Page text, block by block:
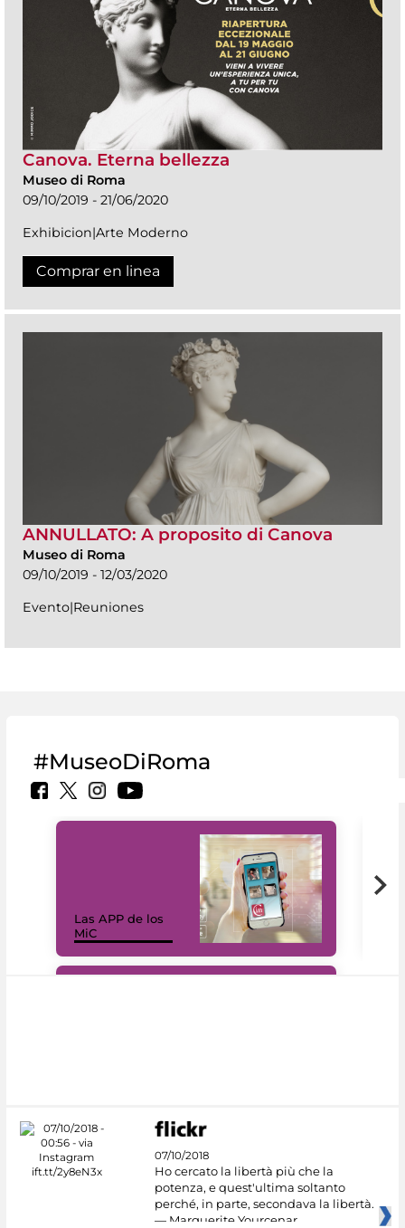
Canova. Eterna bellezza
Museo di Roma
09/10/2019 - 21/06/2020
Exhibicion|Arte Moderno
Comprar en linea
ANNULLATO: A proposito di Canova
Museo di Roma
09/10/2019 - 12/03/2020
Evento|Reuniones
#MuseoDiRoma
Las APP de los
MiC
07/10/2018
Ho cercato la libertà più che la
potenza, e quest'ultima soltanto
perché, in parte, secondava la libertà.
— Marguerite Yourcenar